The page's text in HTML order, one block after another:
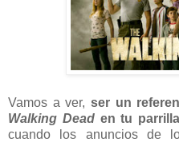
Vamos a ver, ser un
Walking Deaden tu
cuando los anuncios de